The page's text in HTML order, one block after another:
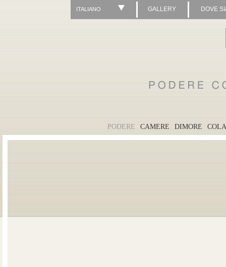
ITALIANO GALLERY DOVE
PODERE CAMERE DIMORE